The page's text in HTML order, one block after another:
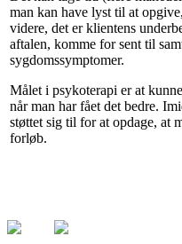
man kan have lyst til at
videre, det er klientens
aftalen, komme for sent til
sygdomssymptomer.
Målet i psykoterapi er at
når man har fået det bedre.
støttet sig til for at opdage, at
forløb.